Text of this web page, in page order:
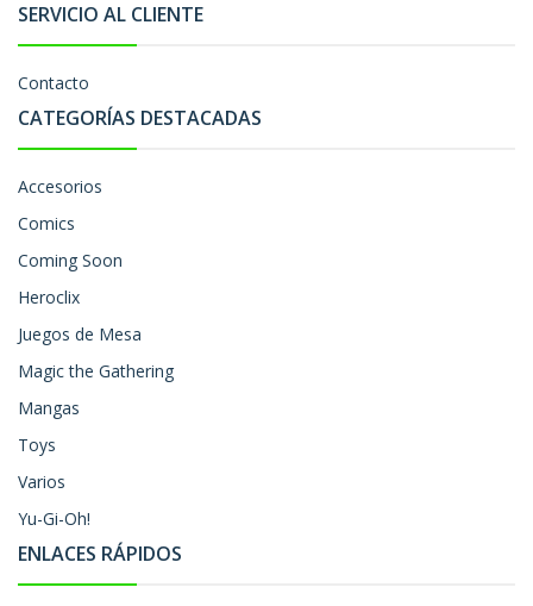
SERVICIO AL CLIENTE
Contacto
CATEGORÍAS DESTACADAS
Accesorios
Comics
Coming Soon
Heroclix
Juegos de Mesa
Magic the Gathering
Mangas
Toys
Varios
Yu-Gi-Oh!
ENLACES RÁPIDOS